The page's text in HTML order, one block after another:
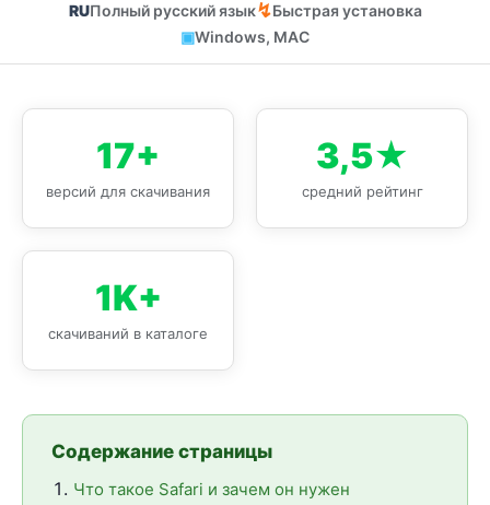
Полный русский язык
Быстрая установка
Windows, MAC
17+
версий для скачивания
3,5★
средний рейтинг
1K+
скачиваний в каталоге
Содержание страницы
Что такое Safari и зачем он нужен